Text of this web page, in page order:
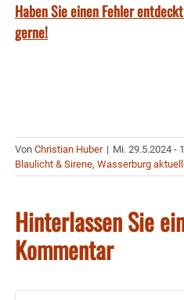
Haben Sie einen Fehler
gerne!
Von Christian Huber | Mi. 29.5.2024 -
Blaulicht & Sirene, Wasserburg aktuell
Hinterlassen Sie
Kommentar